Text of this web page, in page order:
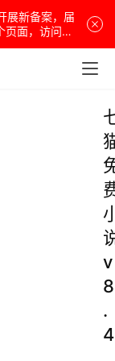
展新备案，届
页面，访问网
v
8
.
4